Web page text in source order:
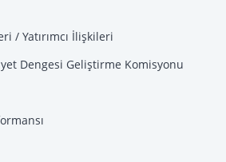
/ Yatırımcı İlişkileri
Dengesi Geliştirme Komisyonu